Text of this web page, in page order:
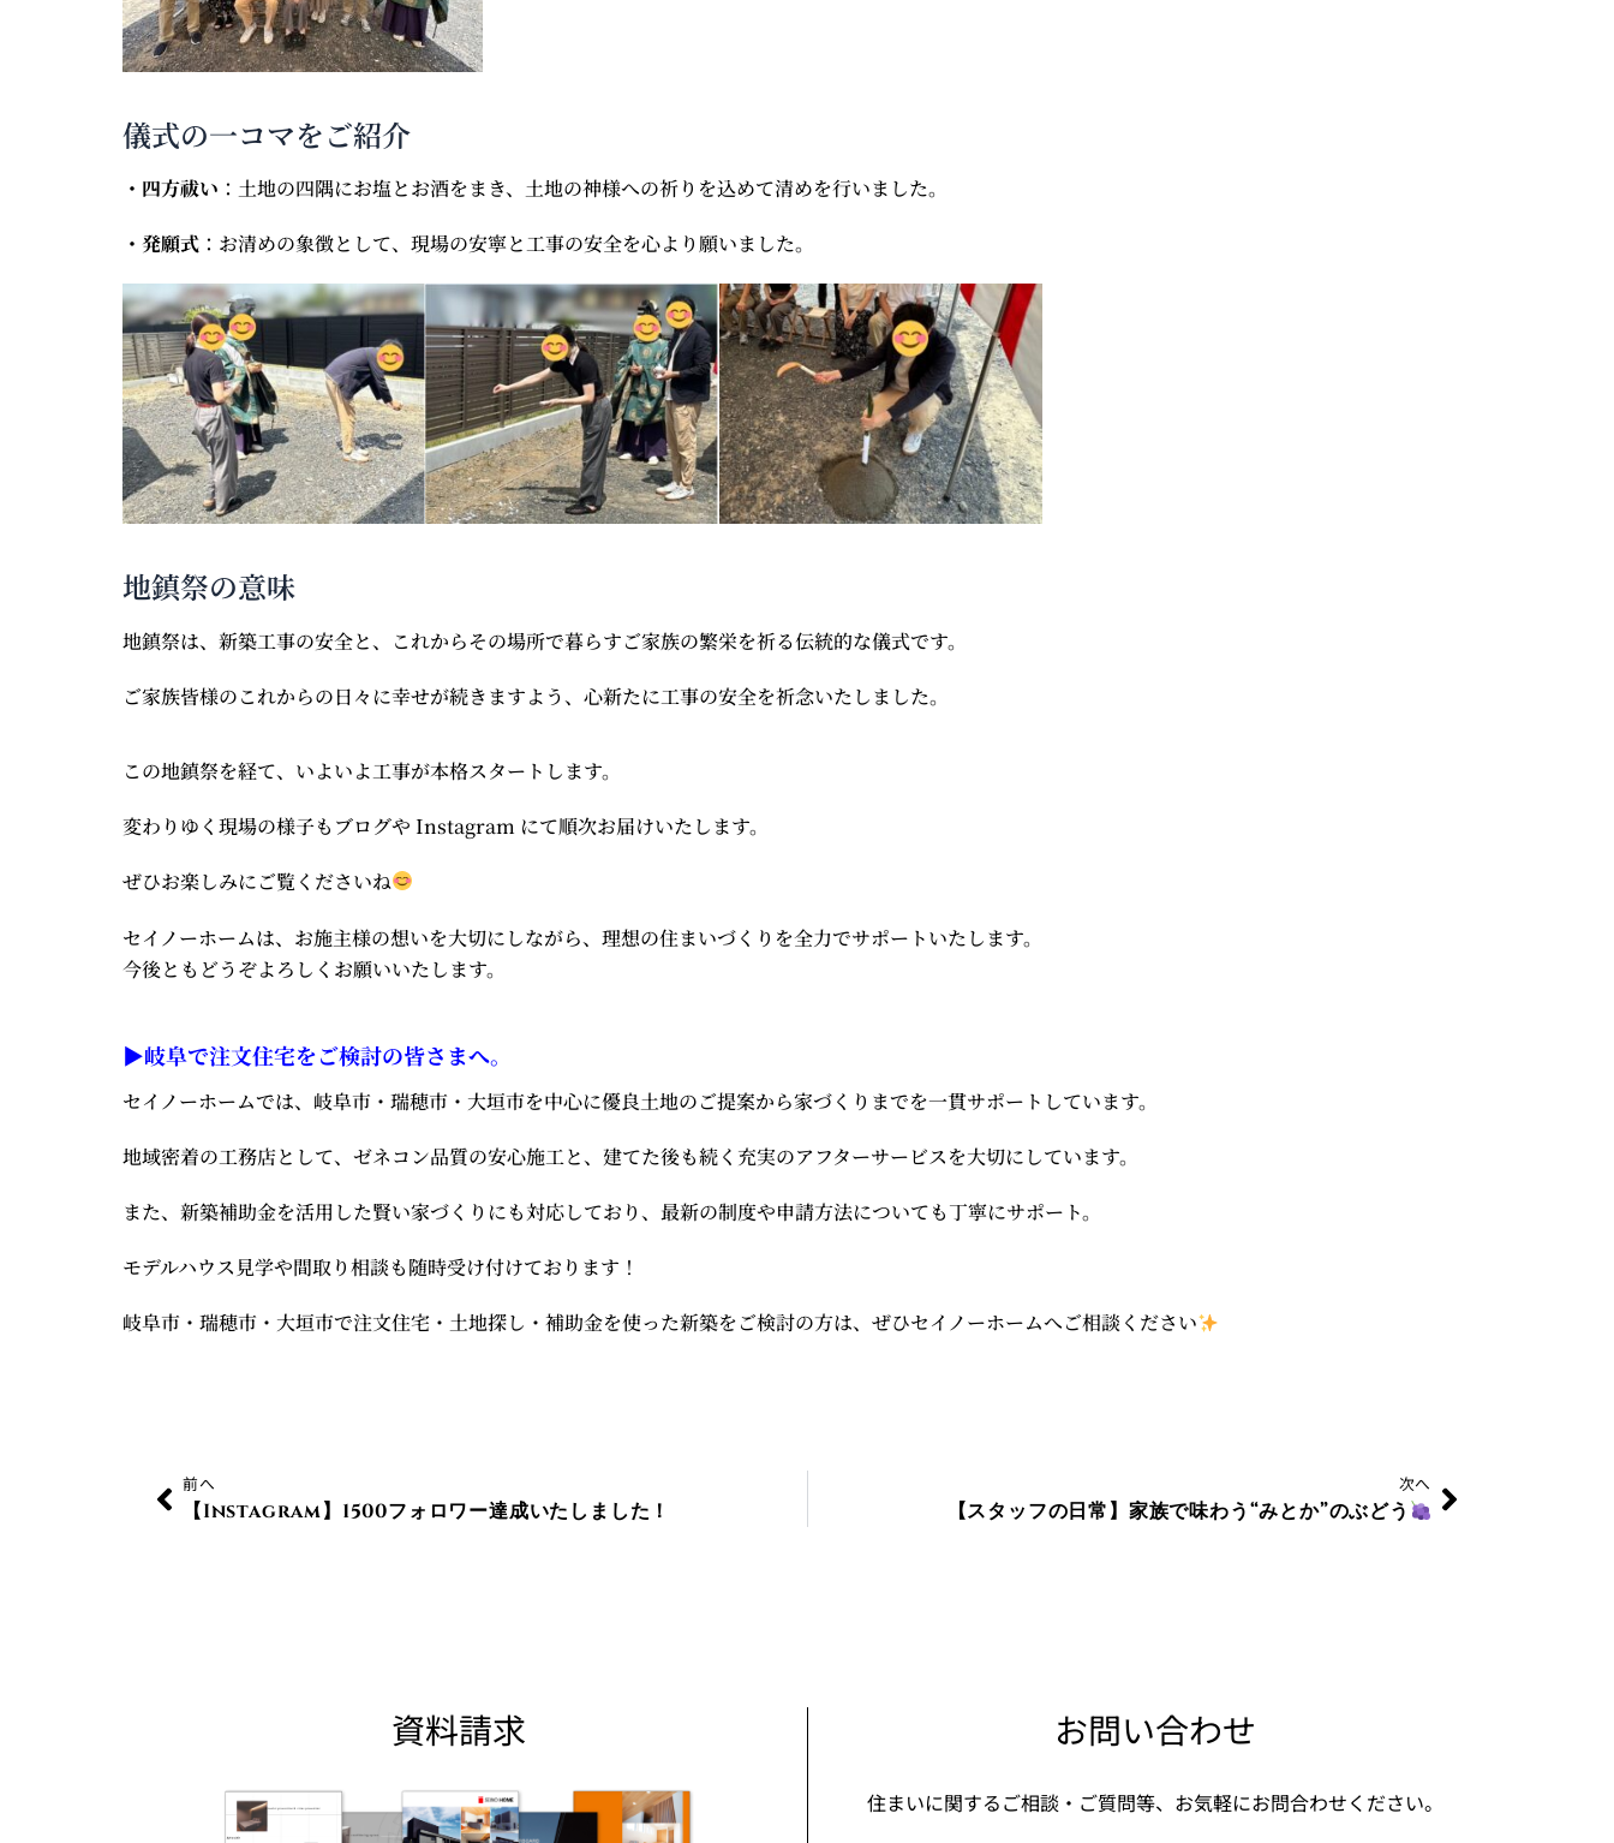
儀式の一コマをご紹介
・四方祓い ：土地の四隅にお塩とお酒をまき、土地の神様への祈りを込めて清めを行いました。
・発願式 ：お清めの象徴として、現場の安寧と工事の安全を心より願いました。
地鎮祭の意味
地鎮祭は、新築工事の安全と、これからその場所で暮らすご家族の繁栄を祈る伝統的な儀式です。
ご家族皆様のこれからの日々に幸せが続きますよう、心新たに工事の安全を祈念いたしました。
この地鎮祭を経て、いよいよ工事が本格スタートします。
変わりゆく現場の様子もブログや Instagram にて順次お届けいたします。
ぜひお楽しみにご覧くださいね
セイノーホームは、お施主様の想いを大切にしながら、理想の住まいづくりを全力でサポートいたします。
今後ともどうぞよろしくお願いいたします。
▶岐阜で注文住宅をご検討の皆さまへ。
セイノーホームでは、岐阜市・瑞穂市・大垣市を中心に優良土地のご提案から家づくりまでを一貫サポートしています。
地域密着の工務店として、ゼネコン品質の安心施工と、建てた後も続く充実のアフターサービスを大切にしています。
また、新築補助金を活用した賢い家づくりにも対応しており、最新の制度や申請方法についても丁寧にサポート。
モデルハウス見学や間取り相談も随時受け付けております！
岐阜市・瑞穂市・大垣市で注文住宅・土地探し・補助金を使った新築をご検討の方は、ぜひセイノーホームへご相談ください
前へ
【Instagram】1500フォロワー達成いたしました！
次へ
【スタッフの日常】家族で味わう“みとか”のぶどう
資料請求 お問い合わせ
住まいに関するご相談・ご質問等、お気軽にお問合わせください。